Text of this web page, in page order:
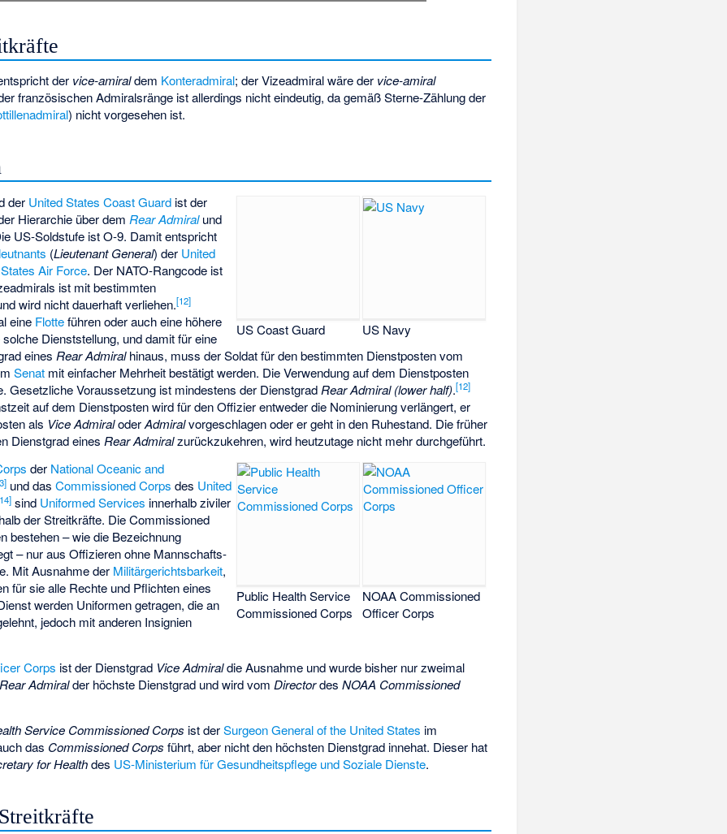
der vice-amiraldem Konteradmiral; der Vizeadmiral wäre der vice-amiral
französischen Admiralsränge ist allerdings nicht eindeutig, da gemäß Sterne-Zählung der
) nicht vorgesehen ist.
US Coast Guard US Navy
der United States Coast Guard ist der
Hierarchie über dem Rear Admiralund
US-Soldstufe ist O-9. Damit entspricht
(Lieutenant General) der United
Air Force. Der NATO-Rangcode ist
ist mit bestimmten
wird nicht dauerhaft verliehen.[12]
eine Flotteführen oder auch eine höhere
Dienststellung, und damit für eine
eines Rear Admiralhinaus, muss der Soldat für den bestimmten Dienstposten vom
Senat mit einfacher Mehrheit bestätigt werden. Die Verwendung auf dem Dienstposten
Gesetzliche Voraussetzung ist mindestens der Dienstgrad Rear Admiral (lower half).[12]
auf dem Dienstposten wird für den Offizier entweder die Nominierung verlängert, er
als Vice AdmiraloderAdmiralvorgeschlagen oder er geht in den Ruhestand. Die früher
Dienstgrad eines Rear Admiralzurückzukehren, wird heutzutage nicht mehr durchgeführt.
Public Health Service
Commissioned Corps
NOAA Commissioned
Officer Corps
der National Oceanic and
] und dasCommissioned Corps des United
14] sind Uniformed Services innerhalb ziviler
der Streitkräfte. Die Commissioned
bestehen – wie die Bezeichnung
– nur aus Offizieren ohne Mannschafts-
Mit Ausnahme der Militärgerichtsbarkeit,
für sie alle Rechte und Pflichten eines
werden Uniformen getragen, die an
jedoch mit anderen Insignien
Corps ist der Dienstgrad Vice Admiraldie Ausnahme und wurde bisher nur zweimal
Rear Admiralder höchste Dienstgrad und wird vomDirectordesNOAA Commissioned
Service Commissioned Corps ist derSurgeon General of the United States im
das Commissioned Corps führt, aber nicht den höchsten Dienstgrad innehat. Dieser hat
for Healthdes US-Ministerium für Gesundheitspflege und Soziale Dienste.